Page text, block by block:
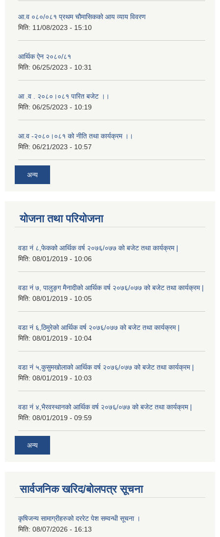
आ.व ०८०/०८१ प्रथम चौमासिकको आय व्याय विवरण
मिति: 11/08/2023 - 15:10
आर्थिक ऐन २०८०/८१
मिति: 06/25/2023 - 10:31
आ .व . २०८०।०८१ पारित बजेट ।।
मिति: 06/25/2023 - 10:19
आ.व -२०८०।०८१ को नीति तथा कार्यक्रम ।।
मिति: 06/21/2023 - 10:57
अन्य
योजना तथा परियोजना
वडा नं ८,फेकको आर्थिक वर्ष २०७६/०७७ को बजेट तथा कार्यक्रम |
मिति: 08/01/2019 - 10:06
वडा नं ७, पालुङ्ग मैनादीको आर्थिक वर्ष २०७६/०७७ को बजेट तथा कार्यक्रम |
मिति: 08/01/2019 - 10:05
वडा नं ६,ठिमुरेको आर्थिक वर्ष २०७६/०७७ को बजेट तथा कार्यक्रम |
मिति: 08/01/2019 - 10:04
वडा नं ५,कुसुमखोलाको आर्थिक वर्ष २०७६/०७७ को बजेट तथा कार्यक्रम |
मिति: 08/01/2019 - 10:03
वडा नं ४,भैरवस्थानको आर्थिक वर्ष २०७६/०७७ को बजेट तथा कार्यक्रम |
मिति: 08/01/2019 - 09:59
अन्य
सार्वजनिक खरिद/बोलपत्र सूचना
कृषिजन्य सामाग्रीहरुको दररेट पेश सम्वन्धी सूचना ।
मिति: 08/07/2026 - 16:13